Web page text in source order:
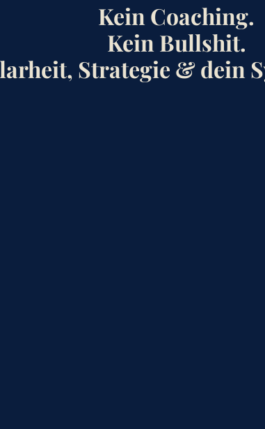
Kein Coaching.
Kein Bullshit.
Strategie & dein